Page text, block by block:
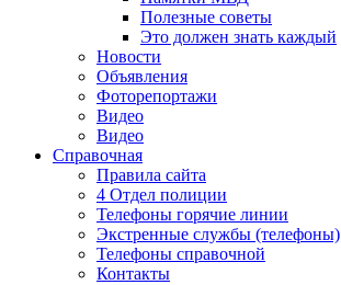
Полезные советы
Это должен знать каждый
Новости
Объявления
Фоторепортажи
Видео
Видео
Справочная
Правила сайта
4 Отдел полиции
Телефоны горячие линии
Экстренные службы (телефоны)
Телефоны справочной
Контакты